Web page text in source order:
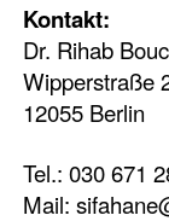
Kontakt:
Dr. Rihab
Wipperstraße
12055 Berlin
Tel.: 030 671
Mail: